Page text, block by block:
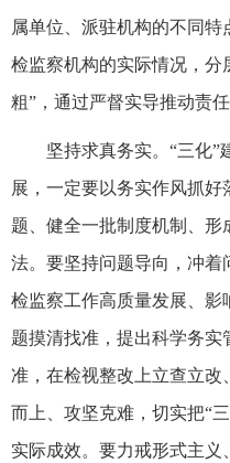
属单位、派驻机构的不同
检监察机构的实际情况，分
粗”，通过严督实导推动责任
坚持求真务实。“三化
展，一定要以务实作风抓
题、健全一批制度机制、
法。要坚持问题导向，冲
检监察工作高质量发展、影
题摸清找准，提出科学务
准，在检视整改上立查立
而上、攻坚克难，切实把“
实际成效。要力戒形式主